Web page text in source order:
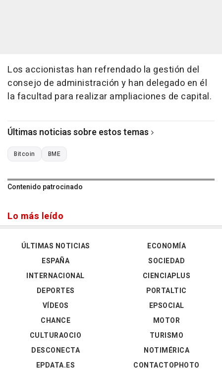
Los accionistas han refrendado la gestión del
consejo de administración y han delegado en él
la facultad para realizar ampliaciones de capital.
Últimas noticias sobre estos temas
Bitcoin BME
Contenido patrocinado
Lo más leído
ÚLTIMAS NOTICIAS
ESPAÑA
INTERNACIONAL
DEPORTES
VÍDEOS
ECONOMÍA
SOCIEDAD
CIENCIAPLUS
PORTALTIC
EPSOCIAL
CHANCE
CULTURAOCIO
DESCONECTA
EPDATA.ES
MOTOR
TURISMO
NOTIMÉRICA
CONTACTOPHOTO